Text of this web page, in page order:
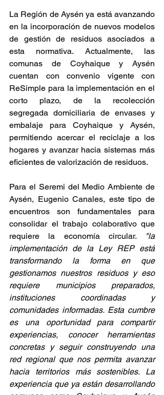
La Región de Aysén ya está avanzando
en la incorporación de nuevos modelos
de gestión de residuos asociados a
esta normativa. Actualmente, las
comunas de Coyhaique y Aysén
cuentan con convenio vigente con
ReSimple para la implementación en el
corto plazo, de la recolección
segregada domiciliaria de envases y
embalaje para Coyhaique y Aysén,
permitiendo acercar el reciclaje a los
hogares y avanzar hacia sistemas más
eficientes de valorización de residuos.
Para el Seremi del Medio Ambiente de
Aysén, Eugenio Canales, este tipo de
encuentros son fundamentales para
consolidar el trabajo colaborativo que
requiere la economía circular.
"la
implementación de la Ley REP está
transformando la forma en que
gestionamos nuestros residuos y eso
requiere municipios preparados,
instituciones coordinadas y
comunidades informadas. Esta cumbre
es una oportunidad para compartir
experiencias, conocer herramientas
concretas y seguir construyendo una
red regional que nos permita avanzar
hacia territorios más sostenibles. La
experiencia que ya están desarrollando